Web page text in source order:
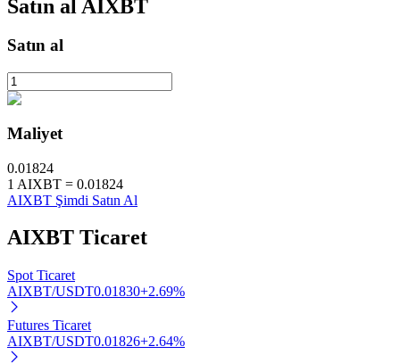
Stake Etmeyi Öğrenin
Pasif gelir kazanma hakkında bilgi edinin
Satın al AIXBT
Satın al
Maliyet
0.01824
1 AIXBT = 0.01824
AIXBT Şimdi Satın Al
AIXBT Ticaret
Spot Ticaret
AIXBT/USDT0.01830+2.69%
Futures Ticaret
AIXBT/USDT0.01826+2.64%